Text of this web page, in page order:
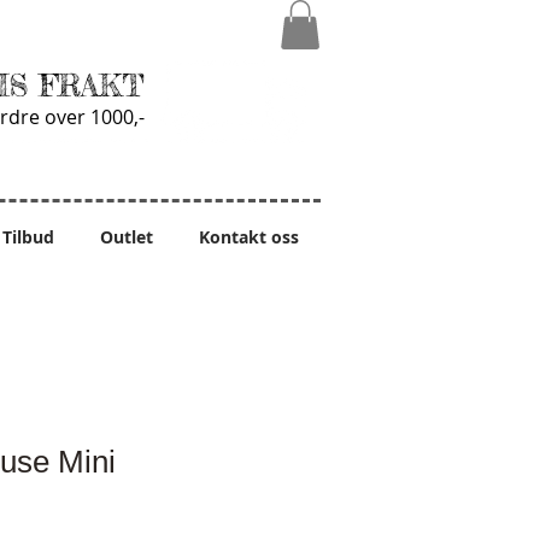
FRAKT
over 1000,-
Tilbud Outlet Kontakt oss
Mini